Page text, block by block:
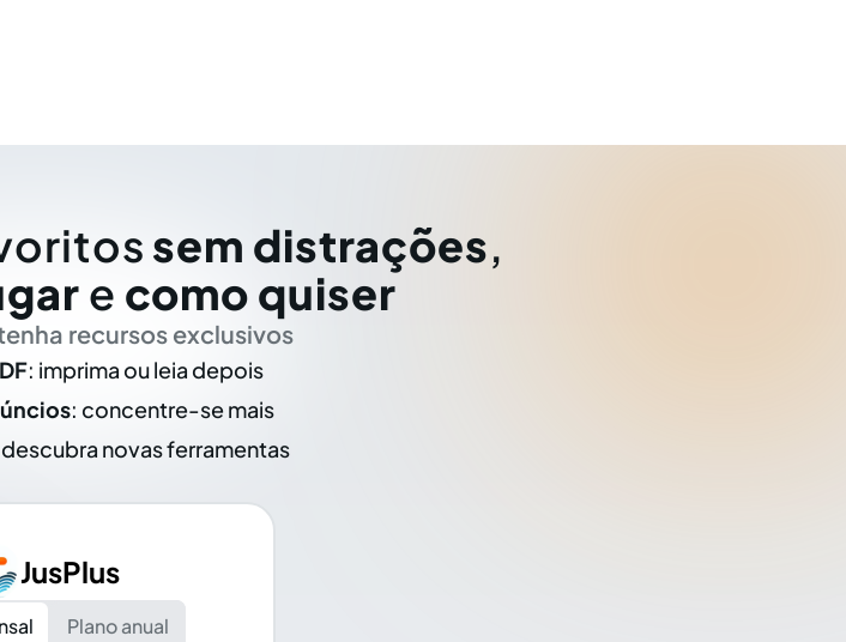
sem distrações,
e como quiser
recursos exclusivos
: imprima ou leia depois
: concentre-se mais
novas ferramentas
JusPlus
Plano anual